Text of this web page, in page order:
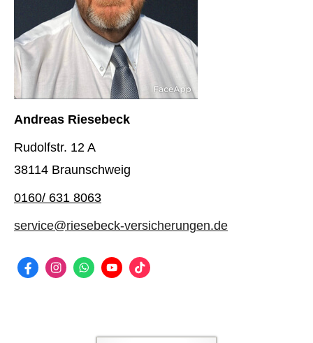
Andreas Riesebeck
Rudolfstr. 12 A
38114 Braunschweig
0160/ 631 8063
service@riesebeck-versicherungen.de